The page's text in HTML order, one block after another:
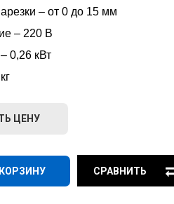
– от 0 до 15 мм
– 220 В
0,26 кВт
ЦЕНУ
СРАВНИТЬ